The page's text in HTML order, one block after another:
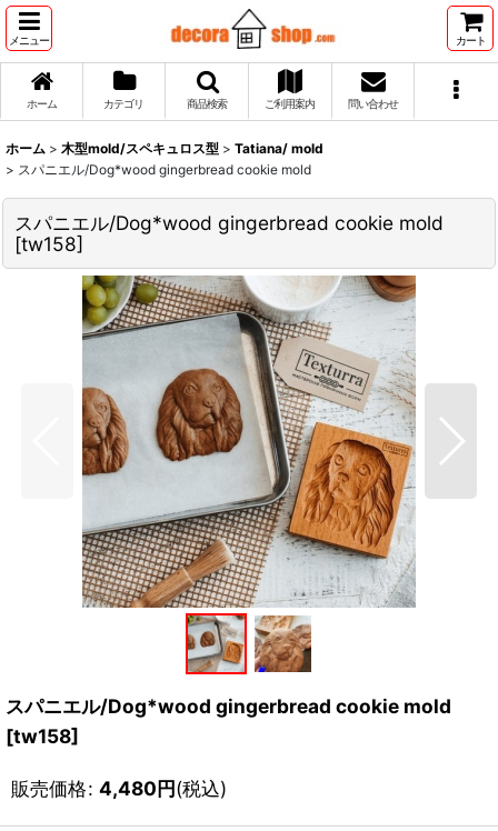
メニュー カート
ホーム カテゴリ 商品検索 ご利用案内 問い合わせ
ホーム > 木型mold/スペキュロス型 > Tatiana/ mold
> スパニエル/Dog*wood gingerbread cookie mold
スパニエル/Dog*wood gingerbread cookie mold
[tw158]
スパニエル/Dog*wood gingerbread cookie mold
[tw158]
販売価格: 4,480円(税込)